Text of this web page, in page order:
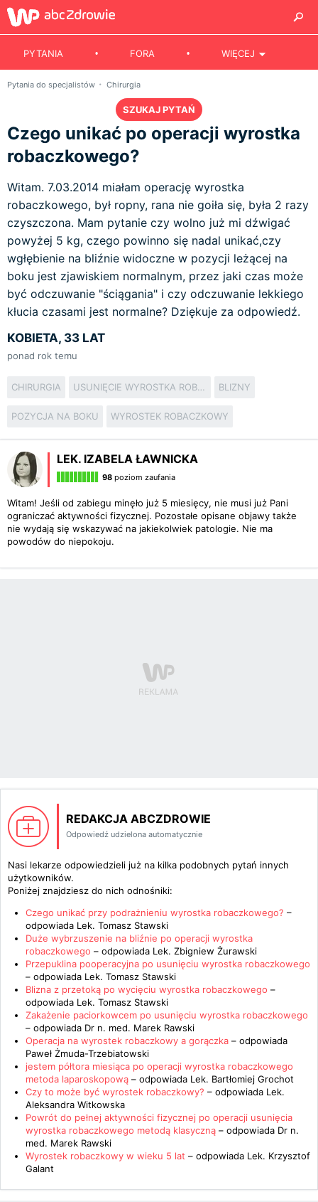
PYTANIA FORA WIĘCEJ
Pytania do specjalistów Chirurgia
SZUKAJ PYTAŃ
Czego unikać po operacji wyrostka
robaczkowego?
Witam. 7.03.2014 miałam operację wyrostka
robaczkowego, był ropny, rana nie goiła się, była 2 razy
czyszczona. Mam pytanie czy wolno już mi dźwigać
powyżej 5 kg, czego powinno się nadal unikać,czy
wgłębienie na bliźnie widoczne w pozycji leżącej na
boku jest zjawiskiem normalnym, przez jaki czas może
być odczuwanie "ściągania" i czy odczuwanie lekkiego
kłucia czasami jest normalne? Dziękuje za odpowiedź.
KOBIETA, 33 LAT
ponad rok temu
CHIRURGIA USUNIĘCIE WYROSTKA ROBACZKOWEGO BLIZNY
POZYCJA NA BOKU WYROSTEK ROBACZKOWY
LEK. IZABELA ŁAWNICKA
98 poziom zaufania
Witam! Jeśli od zabiegu minęło już 5 miesięcy, nie musi już Pani
ograniczać aktywności fizycznej. Pozostałe opisane objawy także
nie wydają się wskazywać na jakiekolwiek patologie. Nie ma
powodów do niepokoju.
REDAKCJA ABCZDROWIE
Odpowiedź udzielona automatycznie
Nasi lekarze odpowiedzieli już na kilka podobnych pytań innych
użytkowników.
Poniżej znajdziesz do nich odnośniki:
Czego unikać przy podrażnieniu wyrostka robaczkowego? –
odpowiada Lek. Tomasz Stawski
Duże wybrzuszenie na bliźnie po operacji wyrostka
robaczkowego – odpowiada Lek. Zbigniew Żurawski
Przepuklina pooperacyjna po usunięciu wyrostka robaczkowego
– odpowiada Lek. Tomasz Stawski
Blizna z przetoką po wycięciu wyrostka robaczkowego –
odpowiada Lek. Tomasz Stawski
Zakażenie paciorkowcem po usunięciu wyrostka robaczkowego
– odpowiada Dr n. med. Marek Rawski
Operacja na wyrostek robaczkowy a gorączka – odpowiada
Paweł Żmuda-Trzebiatowski
jestem półtora miesiąca po operacji wyrostka robaczkowego
metoda laparoskopową – odpowiada Lek. Bartłomiej Grochot
Czy to może być wyrostek robaczkowy? – odpowiada Lek.
Aleksandra Witkowska
Powrót do pełnej aktywności fizycznej po operacji usunięcia
wyrostka robaczkowego metodą klasyczną – odpowiada Dr n.
med. Marek Rawski
Wyrostek robaczkowy w wieku 5 lat – odpowiada Lek. Krzysztof
Galant